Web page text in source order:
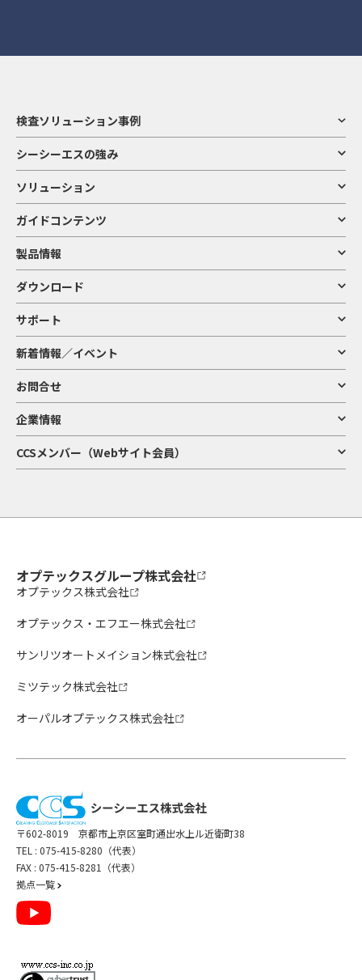
検査ソリューション事例
シーシーエスの強み
ソリューション
ガイドコンテンツ
製品情報
ダウンロード
サポート
新着情報／イベント
お問合せ
企業情報
CCSメンバー（Webサイト会員）
オプテックスグループ株式会社
オプテックス株式会社
オプテックス・エフエー株式会社
サンリツオートメイション株式会社
ミツテック株式会社
オーパルオプテックス株式会社
〒602-8019 京都市上京区室町通出水上ル近衛町38
TEL : 075-415-8280（代表）
FAX : 075-415-8281（代表）
拠点一覧